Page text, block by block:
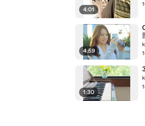
4:01
4:59
1:30